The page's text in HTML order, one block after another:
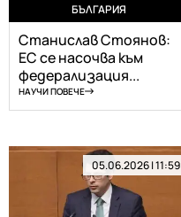
БЪЛГАРИЯ
Станислав Стоянов:
ЕС се насочва към
федерализация...
НАУЧИ ПОВЕЧЕ
05.06.2026 | 11:59